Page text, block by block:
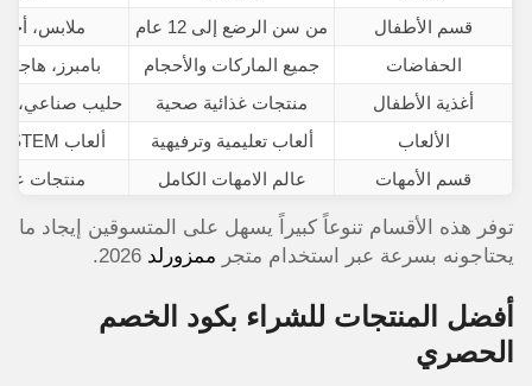
قسم الأطفال
من سن الرضع إلى 12 عام
ملابس،
الحفاضات
جميع الماركات والأحجام
بامبرز،
أغذية الأطفال
منتجات غذائية صحية
حليب صناعي،
الألعاب
ألعاب تعليمية وترفيهية
ألعاب STEM، منتسوري، تقليدية
قسم الأمهات
عالم الامهات الكامل
منتجات
المستلزمات المدرسية
أدوات دراسية متنوعة
حقائب،
مستلزمات السفر
منتجات للرحلات
توفر هذه الأقسام تنوعاً كبيراً يسهل على المتسوقين إيجاد ما
يحتاجونه بسرعة عبر استخدام متجر ممزورلد 2026.
أفضل المنتجات للشراء بكود الخصم
الحصري